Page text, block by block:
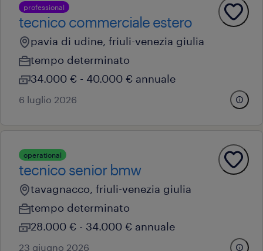
professional
tecnico commerciale estero
pavia di udine, friuli-venezia giulia
tempo determinato
34.000 € - 40.000 € annuale
6 luglio 2026
operational
tecnico senior bmw
tavagnacco, friuli-venezia giulia
tempo determinato
28.000 € - 34.000 € annuale
23 giugno 2026